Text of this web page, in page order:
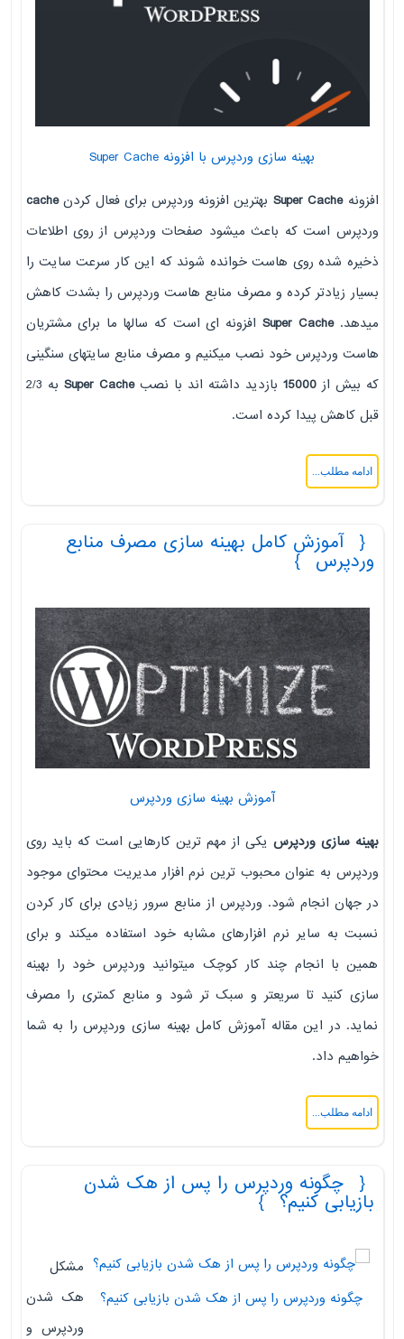
بهینه سازی وردپرس با افزونه Super Cache
افزونهSuper Cache بهترین افزونه وردپرس برای فعال کردنcache
وردپرس است که باعث میشود صفحات وردپرس از روی اطلاعات
ذخیره شده روی هاست خوانده شوند که این کار سرعت سایت را
بسیار زیادتر کرده و مصرف منابع هاست وردپرس را بشدت کاهش
میدهد.Super Cache افزونه ای است که سالها ما برای مشتریان
هاست وردپرس خود نصب میکنیم و مصرف منابع سایتهای سنگینی
که بیش از15000 بازدید داشته اند با نصبSuper Cache
به 2/3
قبل کاهش پیدا کرده است.
ادامه مطلب...
آموزش کامل بهینه سازی مصرف منابع
وردپرس
آموزش بهینه سازی وردپرس
بهینه سازی وردپرس یکی از مهم ترین کارهایی است که باید روی
وردپرس به عنوان محبوب ترین نرم افزار مدیریت محتوای موجود
در جهان انجام شود. وردپرس از منابع سرور زیادی برای کار کردن
نسبت به سایر نرم افزارهای مشابه خود استفاده میکند و برای
همین با انجام چند کار کوچک میتوانید وردپرس خود را بهینه
سازی کنید تا سریعتر و سبک تر شود و منابع کمتری را مصرف
نماید. در این مقاله آموزش کامل بهینه سازی وردپرس را به شما
خواهیم داد.
ادامه مطلب...
چگونه وردپرس را پس از هک شدن
بازیابی کنیم؟
چگونه وردپرس را پس از هک شدن بازیابی کنیم؟
مشکل
هک شدن
وردپرس و